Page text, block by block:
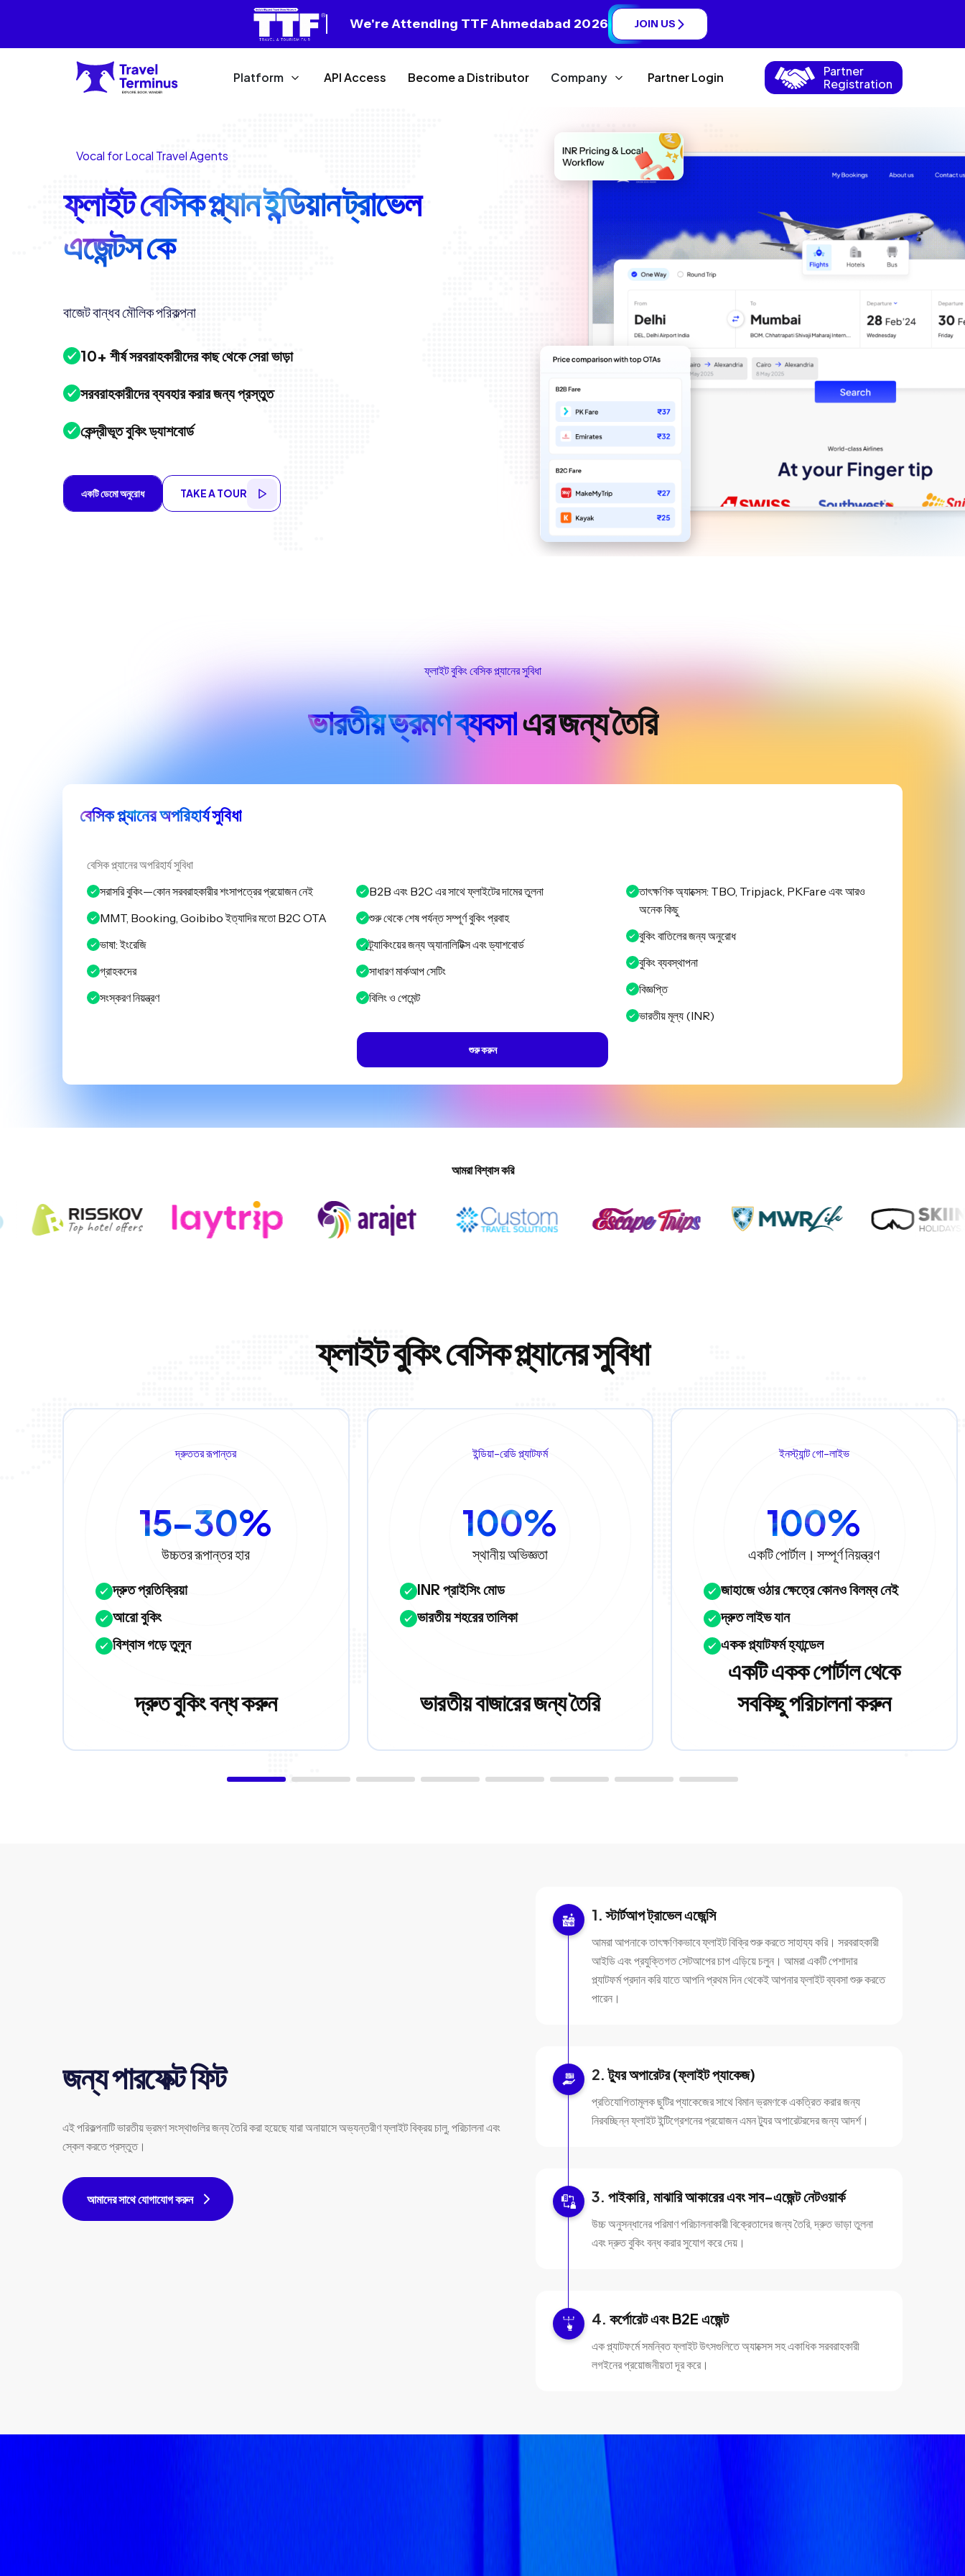
We're Attending TTF Ahmedabad 2026 JOIN US
Platform API Access Become a Distributor Company Partner Login
Partner
Registration
Vocal for Local Travel Agents
ফ্লাইট বেসিক প্ল্যান ইন্ডিয়ান ট্রাভেল
এজেন্টস কে
বাজেট বান্ধব মৌলিক পরিকল্পনা
10+ শীর্ষ সরবরাহকারীদের কাছ থেকে সেরা ভাড়া
সরবরাহকারীদের ব্যবহার করার জন্য প্রস্তুত
কেন্দ্রীভূত বুকিং ড্যাশবোর্ড
একটি ডেমো অনুরোধ TAKE A TOUR
ফ্লাইট বুকিং বেসিক প্ল্যানের সুবিধা
ভারতীয় ভ্রমণ ব্যবসাএর জন্য তৈরি
বেসিক প্ল্যানের অপরিহার্য সুবিধা
বেসিক প্ল্যানের অপরিহার্য সুবিধা
সরাসরি বুকিং—কোন সরবরাহকারীর শংসাপত্রের প্রয়োজন নেই
MMT, Booking, Goibibo ইত্যাদির মতো B2C OTA
ভাষা: ইংরেজি
গ্রাহকদের
সংস্করণ নিয়ন্ত্রণ
B2B এবং B2C এর সাথে ফ্লাইটের দামের তুলনা
শুরু থেকে শেষ পর্যন্ত সম্পূর্ণ বুকিং প্রবাহ
ট্র্যাকিংয়ের জন্য অ্যানালিটিক্স এবং ড্যাশবোর্ড
সাধারণ মার্কআপ সেটিং
বিলিং ও পেমেন্ট
তাৎক্ষণিক অ্যাক্সেস: TBO, Tripjack, PKFare এবং আরও
অনেক কিছু
বুকিং বাতিলের জন্য অনুরোধ
বুকিং ব্যবস্থাপনা
বিজ্ঞপ্তি
ভারতীয় মূল্য (INR)
শুরু করুন
আমরা বিশ্বাস করি
ফ্লাইট বুকিং বেসিক প্ল্যানের সুবিধা
দ্রুততর রূপান্তর
15–30%
উচ্চতর রূপান্তর হার
দ্রুত প্রতিক্রিয়া
আরো বুকিং
বিশ্বাস গড়ে তুলুন
দ্রুত বুকিং বন্ধ করুন
ইন্ডিয়া-রেডি প্ল্যাটফর্ম
100%
স্থানীয় অভিজ্ঞতা
INR প্রাইসিং মোড
ভারতীয় শহরের তালিকা
ভারতীয় বাজারের জন্য তৈরি
ইনস্ট্যান্ট গো-লাইভ
100%
একটি পোর্টাল। সম্পূর্ণ নিয়ন্ত্রণ
জাহাজে ওঠার ক্ষেত্রে কোনও বিলম্ব নেই
দ্রুত লাইভ যান
একক প্ল্যাটফর্ম হ্যান্ডেল
একটি একক পোর্টাল থেকে
সবকিছু পরিচালনা করুন
জন্য পারফেক্ট ফিট
এই পরিকল্পনাটি ভারতীয় ভ্রমণ সংস্থাগুলির জন্য তৈরি করা হয়েছে যারা অনায়াসে অভ্যন্তরীণ ফ্লাইট বিক্রয় চালু, পরিচালনা এবং
স্কেল করতে প্রস্তুত।
আমাদের সাথে যোগাযোগ করুন
স্টার্টআপ ট্রাভেল এজেন্সি
আমরা আপনাকে তাৎক্ষণিকভাবে ফ্লাইট বিক্রি শুরু করতে সাহায্য করি। সরবরাহকারী
আইডি এবং প্রযুক্তিগত সেটআপের চাপ এড়িয়ে চলুন। আমরা একটি পেশাদার
প্ল্যাটফর্ম প্রদান করি যাতে আপনি প্রথম দিন থেকেই আপনার ফ্লাইট ব্যবসা শুরু করতে
পারেন।
ট্যুর অপারেটর (ফ্লাইট প্যাকেজ)
প্রতিযোগিতামূলক ছুটির প্যাকেজের সাথে বিমান ভ্রমণকে একত্রিত করার জন্য
নিরবচ্ছিন্ন ফ্লাইট ইন্টিগ্রেশনের প্রয়োজন এমন ট্যুর অপারেটরদের জন্য আদর্শ।
পাইকারি, মাঝারি আকারের এবং সাব-এজেন্ট নেটওয়ার্ক
উচ্চ অনুসন্ধানের পরিমাণ পরিচালনাকারী বিক্রেতাদের জন্য তৈরি, দ্রুত ভাড়া তুলনা
এবং দ্রুত বুকিং বন্ধ করার সুযোগ করে দেয়।
কর্পোরেট এবং B2E এজেন্ট
এক প্ল্যাটফর্মে সমন্বিত ফ্লাইট উৎসগুলিতে অ্যাক্সেস সহ একাধিক সরবরাহকারী
লগইনের প্রয়োজনীয়তা দূর করে।